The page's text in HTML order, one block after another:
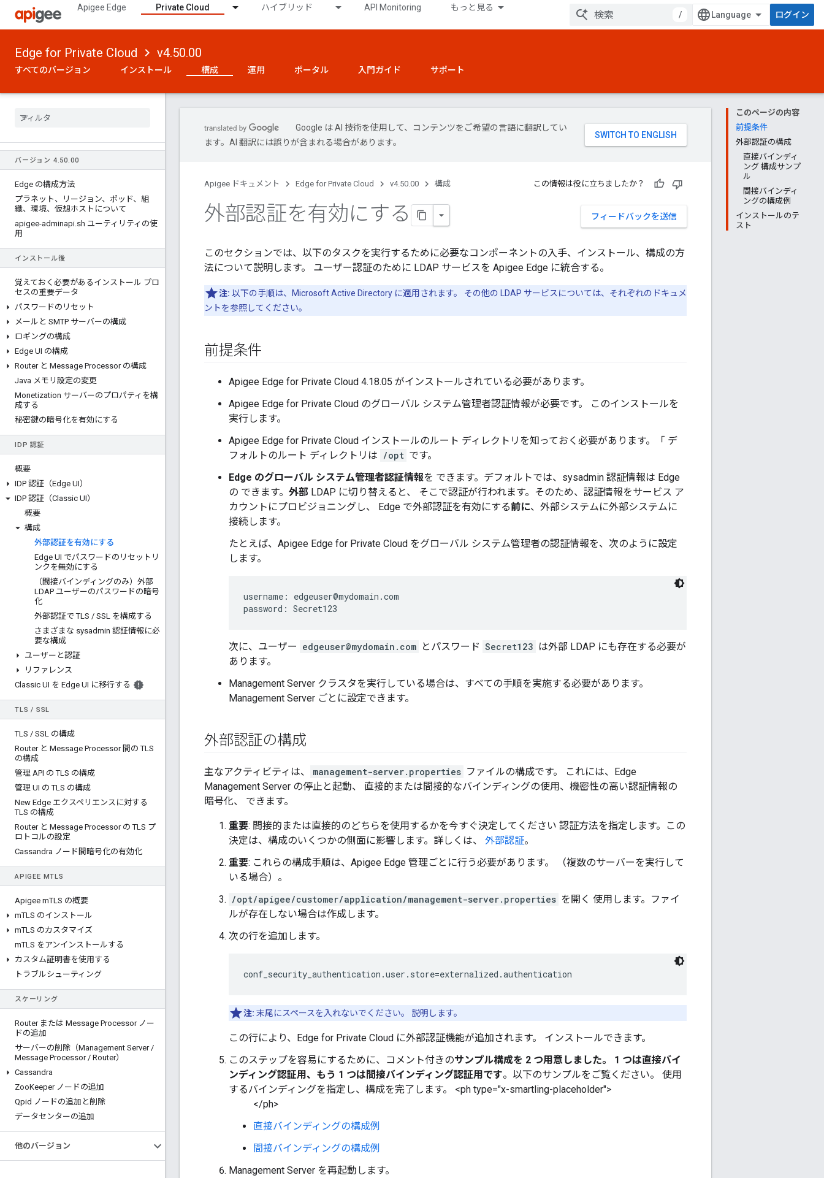
Apigee Edge Private Cloud ハイブリッド API Monitoring もっと見る
/ ログイン
Edge for Private Cloud v4.50.00
すべてのバージョン インストール 構成 運用 ポータル 入門ガイド サポート
バージョン 4.50.00
Edge の構成方法
プラネット、リージョン、ポッド、組
織、環境、仮想ホストについて
apigee-adminapi.sh ユーティリティの使
用
インストール後
覚えておく必要があるインストール プロ
セスの重要データ
パスワードのリセット
メールと SMTP サーバーの構成
ロギングの構成
Edge UI の構成
Router と Message Processor の構成
Java メモリ設定の変更
Monetization サーバーのプロパティを構
成する
秘密鍵の暗号化を有効にする
IDP 認証
概要
IDP 認証（Edge UI）
IDP 認証（Classic UI）
概要
構成
外部認証を有効にする
Edge UI でパスワードのリセットリ
ンクを無効にする
（間接バインディングのみ）外部
LDAP ユーザーのパスワードの暗号
化
外部認証で TLS / SSL を構成する
さまざまな sysadmin 認証情報に必
要な構成
ユーザーと認証
リファレンス
Classic UI を Edge UI に移行する
TLS/ SSL
TLS / SSL の構成
Router と Message Processor 間の TLS
の構成
管理 API の TLS の構成
管理 UI の TLS の構成
New Edge エクスペリエンスに対する
TLS の構成
Router と Message Processor の TLS プ
ロトコルの設定
Cassandra ノード間暗号化の有効化
APIGEE MTLS
Apigee mTLS の概要
mTLS のインストール
mTLS のカスタマイズ
mTLS をアンインストールする
カスタム証明書を使用する
トラブルシューティング
スケーリング
Router または Message Processor ノー
ドの追加
サーバーの削除（Management Server/
Message Processor/ Router）
Cassandra
ZooKeeper ノードの追加
Qpid ノードの追加と削除
データセンターの追加
他のバージョン
このページの内容
前提条件
外部認証の構成
直接バインディ
ング 構成サンプ
ル
間接バインディ
ングの構成例
インストールのテ
スト
Google は AI 技術を使用して、コンテンツをご希望の言語に翻訳してい
ます。AI 翻訳には誤りが含まれる場合があります。
Apigee ドキュメント Edge for Private Cloud v4.50.00 構成 この情報は役に立ちましたか？
フィードバックを送信
外部認証を有効にする
このセクションでは、以下のタスクを実行するために必要なコンポーネントの入手、インストール、構成の方
法について説明します。 ユーザー認証のために LDAP サービスを Apigee Edge に統合する。
注: 以下の手順は、Microsoft Active Directory に適用されます。 その他の LDAP サービスについては、それぞれのドキュメ
ントを参照してください。
前提条件
Apigee Edge for Private Cloud 4.18.05 がインストールされている必要があります。
Apigee Edge for Private Cloud のグローバル システム管理者認証情報が必要です。 このインストールを
実行します。
Apigee Edge for Private Cloud インストールのルート ディレクトリを知っておく必要があります。「 デ
フォルトのルート ディレクトリは /opt です。
Edge のグローバル システム管理者認証情報を できます。デフォルトでは、sysadmin 認証情報は Edge
の できます。 外部 LDAP に切り替えると、 そこで認証が行われます。そのため、認証情報をサービス ア
カウントにプロビジョニングし、 Edge で外部認証を有効にする前に、外部システムに外部システムに
接続します。
たとえば、Apigee Edge for Private Cloud をグローバル システム管理者の認証情報を、次のように設定
します。
username: edgeuser@mydomain.com
password: Secret123
次に、ユーザー edgeuser@mydomain.com とパスワード Secret123 は外部 LDAP にも存在する必要が
あります。
Management Server クラスタを実行している場合は、すべての手順を実施する必要があります。
Management Server ごとに設定できます。
外部認証の構成
主なアクティビティは、 management-server.properties ファイルの構成です。 これには、Edge
Management Server の停止と起動、 直接的または間接的なバインディングの使用、機密性の高い認証情報の
暗号化、 できます。
重要: 間接的または直接的のどちらを使用するかを今すぐ決定してください 認証方法を指定します。この
決定は、構成のいくつかの側面に影響します。詳しくは、 外部認証。
重要: これらの構成手順は、Apigee Edge 管理ごとに行う必要があります。 （複数のサーバーを実行して
いる場合）。
/opt/apigee/customer/application/management-server.properties を開く 使用します。ファイ
ルが存在しない場合は作成します。
次の行を追加します。
conf_security_authentication.user.store=externalized.authentication
注: 末尾にスペースを入れないでください。 説明します。
この行により、Edge for Private Cloud に外部認証機能が追加されます。 インストールできます。
このステップを容易にするために、コメント付きのサンプル構成を 2 つ用意しました。 1 つは直接バイ
ンディング認証用、もう 1 つは間接バインディング認証用です。以下のサンプルをご覧ください。 使用
するバインディングを指定し、構成を完了します。 <ph type="x-smartling-placeholder">
</ph>
直接バインディングの構成例
間接バインディングの構成例
Management Server を再起動します。